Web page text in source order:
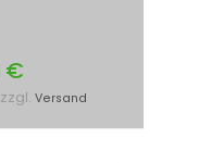
€
Versand